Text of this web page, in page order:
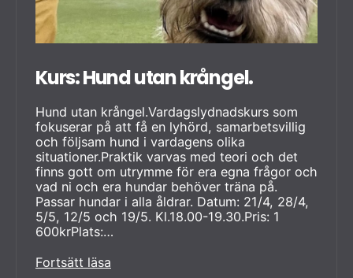
Kurs: Hund utan krångel.
Hund utan krångel.Vardagslydnadskurs som
fokuserar på att få en lyhörd, samarbetsvillig
och följsam hund i vardagens olika
situationer.Praktik varvas med teori och det
finns gott om utrymme för era egna frågor och
vad ni och era hundar behöver träna på.
Passar hundar i alla åldrar. Datum: 21/4, 28/4,
5/5, 12/5 och 19/5. Kl.18.00-19.30.Pris: 1
600krPlats:…
Fortsätt läsa